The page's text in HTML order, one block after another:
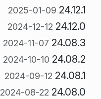
24.12.1
2025-01-09
24.12.0
2024-12-12
24.08.3
2024-11-07
24.08.2
2024-10-10
24.08.1
2024-09-12
24.08.0
2024-08-22